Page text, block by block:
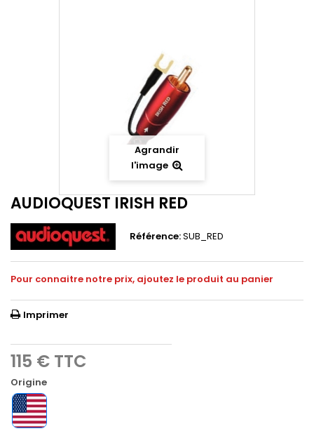
Agrandir
l'image
AUDIOQUEST IRISH RED
Référence:SUB_RED
Pour connaitre notre prix, ajoutez le produit au panier
Imprimer
115 € TTC
Origine